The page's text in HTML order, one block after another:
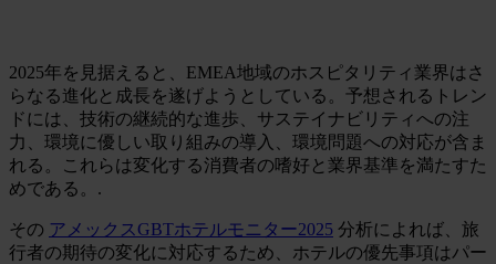
2025年を見据えると、EMEA地域のホスピタリティ業界はさ
らなる進化と成長を遂げようとしている。予想されるトレン
ドには、技術の継続的な進歩、サステイナビリティへの注
力、環境に優しい取り組みの導入、環境問題への対応が含ま
れる。これらは変化する消費者の嗜好と業界基準を満たすた
めである。.
その アメックスGBTホテルモニター2025 分析によれば、旅
行者の期待の変化に対応するため、ホテルの優先事項はパー